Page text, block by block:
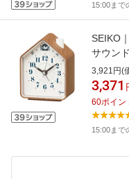
15:00まで
SEIKO
サウン
3,921円(
3,371
60ポイン
15:00まで